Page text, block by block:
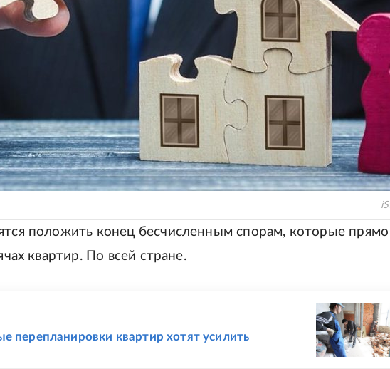
положить конец бесчисленным спорам, которые прямо
квартир. По всей стране.
перепланировки квартир хотят усилить